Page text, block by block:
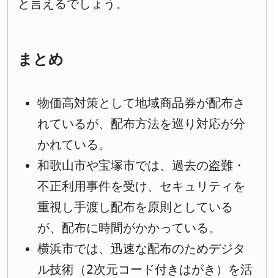
と言えるでしょう。
まとめ
物価高対策として地域商品券が配布さ
れているが、配布方法を巡り対応が分
かれている。
和歌山市や宝塚市では、過去の盗難・
不正利用事件を受け、セキュリティを
重視し手渡し配布を原則としている
が、配布に時間がかかっている。
横浜市では、迅速な配布のためデジタ
ル技術（2次元コード付きはがき）を活